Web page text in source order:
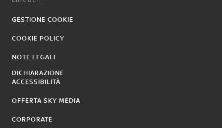
GESTIONE COOKIE
COOKIE POLICY
NOTE LEGALI
DICHIARAZIONE
ACCESSIBILITÀ
OFFERTA SKY MEDIA
CORPORATE